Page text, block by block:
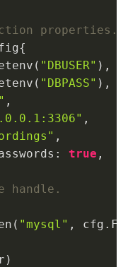
properties.
"DBUSER" ),
"DBPASS" ),
,
,
,
true ,
handle.
"mysql" ,